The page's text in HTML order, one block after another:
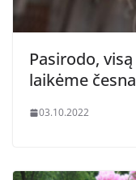
Pasirodo,
laikėme
03.10.2022